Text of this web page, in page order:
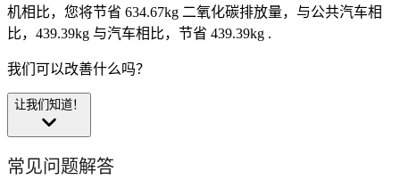
机相比，您将节省 634.67kg 二氧化碳排放量，与公共汽车相
比，439.39kg 与汽车相比，节省 439.39kg .
我们可以改善什么吗？
让我们知道！
常见问题解答